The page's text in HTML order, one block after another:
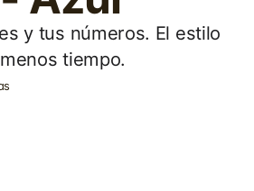
y tus números. El estilo
tiempo.